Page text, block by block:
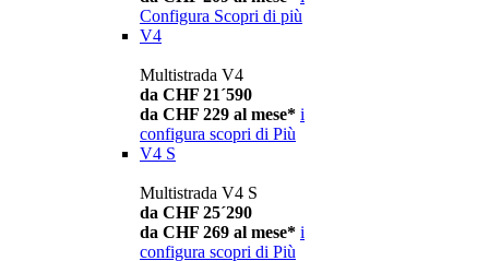
Configura Scopri di più
V4
Multistrada V4
da CHF 21´590
da CHF 229 al mese* i
configura scopri di Più
V4 S
Multistrada V4 S
da CHF 25´290
da CHF 269 al mese* i
configura scopri di Più